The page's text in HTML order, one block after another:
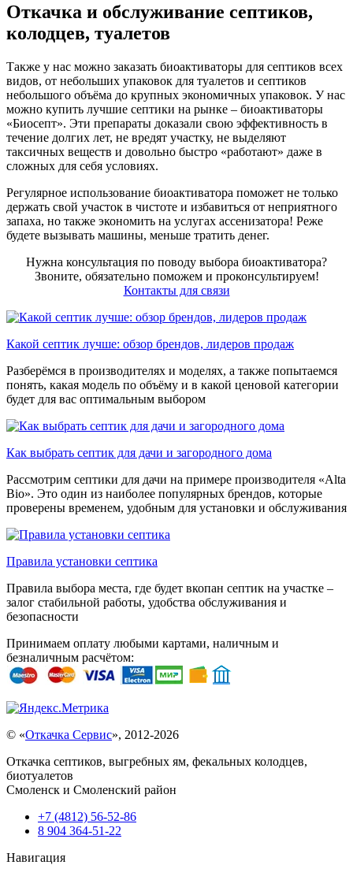
Откачка и обслуживание септиков,
колодцев, туалетов
Также у нас можно заказать биоактиваторы для септиков всех
видов, от небольших упаковок для туалетов и септиков
небольшого объёма до крупных экономичных упаковок. У нас
можно купить лучшие септики на рынке – биоактиваторы
«Биосепт». Эти препараты доказали свою эффективность в
течение долгих лет, не вредят участку, не выделяют
таксичных веществ и довольно быстро «работают» даже в
сложных для себя условиях.
Регулярное использование биоактиватора поможет не только
держать свой участок в чистоте и избавиться от неприятного
запаха, но также экономить на услугах ассенизатора! Реже
будете вызывать машины, меньше тратить денег.
Нужна консультация по поводу выбора биоактиватора?
Звоните, обязательно поможем и проконсультируем!
Контакты для связи
Какой септик лучше: обзор брендов, лидеров продаж
Разберёмся в производителях и моделях, а также попытаемся
понять, какая модель по объёму и в какой ценовой категории
будет для вас оптимальным выбором
Как выбрать септик для дачи и загородного дома
Рассмотрим септики для дачи на примере производителя «Alta
Bio». Это один из наиболее популярных брендов, которые
проверены временем, удобным для установки и обслуживания
Правила установки септика
Правила выбора места, где будет вкопан септик на участке –
залог стабильной работы, удобства обслуживания и
безопасности
Принимаем оплату любыми картами, наличным и
безналичным расчётом:
© «Откачка Сервис», 2012-2026
Откачка септиков, выгребных ям, фекальных колодцев,
биотуалетов
Смоленск и Смоленский район
+7 (4812) 56-52-86
‎8 904 364-51-22
Навигация